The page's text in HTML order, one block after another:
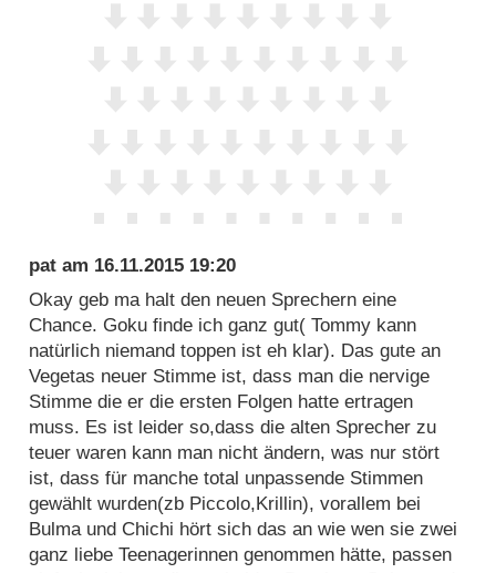
pat am 16.11.2015 19:20
Okay geb ma halt den neuen Sprechern eine
Chance. Goku finde ich ganz gut( Tommy kann
natürlich niemand toppen ist eh klar). Das gute an
Vegetas neuer Stimme ist, dass man die nervige
Stimme die er die ersten Folgen hatte ertragen
muss. Es ist leider so,dass die alten Sprecher zu
teuer waren kann man nicht ändern, was nur stört
ist, dass für manche total unpassende Stimmen
gewählt wurden(zb Piccolo,Krillin), vorallem bei
Bulma und Chichi hört sich das an wie wen sie zwei
ganz liebe Teenagerinnen genommen hätte, passen